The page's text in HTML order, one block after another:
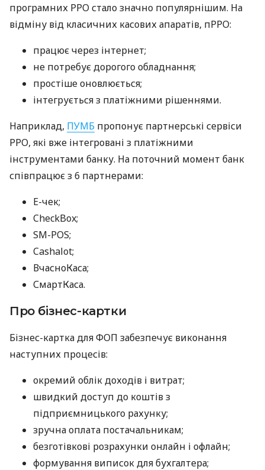
програмних РРО стало значно популярнішим. На
відміну від класичних касових апаратів, пРРО:
працює через інтернет;
не потребує дорогого обладнання;
простіше оновлюється;
інтегрується з платіжними рішеннями.
Наприклад, ПУМБ пропонує партнерські сервіси
РРО, які вже інтегровані з платіжними
інструментами банку. На поточний момент банк
співпрацює з 6 партнерами:
E-чек;
CheckBox;
SM-POS;
Cashalot;
ВчасноКаса;
СмартКаса.
Про бізнес-картки
Бізнес-картка для ФОП забезпечує виконання
наступних процесів:
окремий облік доходів і витрат;
швидкий доступ до коштів з
підприємницького рахунку;
зручна оплата постачальникам;
безготівкові розрахунки онлайн і офлайн;
формування виписок для бухгалтера;